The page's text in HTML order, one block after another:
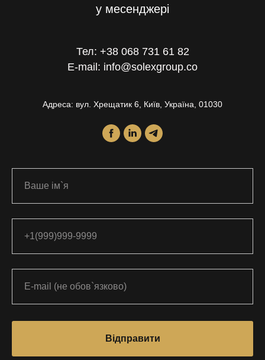
у месенджері
Тел: +38 068 731 61 82
E-mail: info@solexgroup.co
Адреса: вул. Хрещатик 6, Київ, Україна, 01030
Відправити